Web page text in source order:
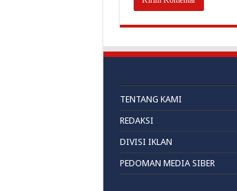
TENTANG KAMI
REDAKSI
DIVISI IKLAN
PEDOMAN MEDIA SIBER